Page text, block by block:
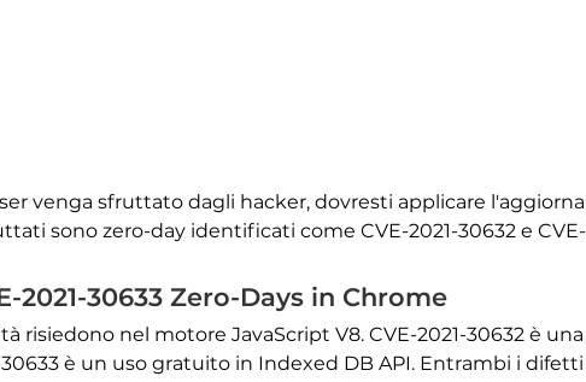
venga sfruttato dagli hacker, dovresti applicare
sono zero-day identificati come CVE-2021-30632 e CVE-
2021-30633 Zero-Days in Chrome
risiedono nel motore JavaScript V8. CVE-2021-30632 è
è un uso gratuito in Indexed DB API. Entrambi i